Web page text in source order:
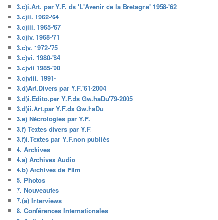
3.c)i.Art. par Y.F. ds 'L'Avenir de la Bretagne' 1958-'62
3.c)ii. 1962-'64
3.c)iii. 1965-'67
3.c)iv. 1968-'71
3.c)v. 1972-'75
3.c)vi. 1980-'84
3.c)vii 1985-'90
3.c)viii. 1991-
3.d)Art.Divers par Y.F.'61-2004
3.d)i.Edito.par Y.F.ds Gw.haDu'79-2005
3.d)ii.Art.par Y.F.ds Gw.haDu
3.e) Nécrologies par Y.F.
3.f) Textes divers par Y.F.
3.f)i.Textes par Y.F.non publiés
4. Archives
4.a) Archives Audio
4.b) Archives de Film
5. Photos
7. Nouveautés
7.(a) Interviews
8. Conférences Internationales